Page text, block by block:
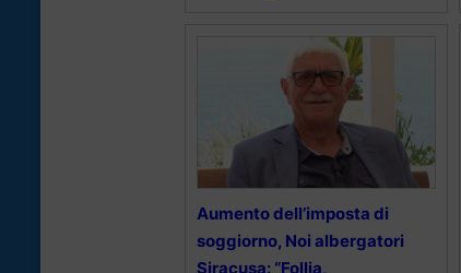
Aumento dell’imposta di
soggiorno, Noi albergatori
Siracusa: “Follia,